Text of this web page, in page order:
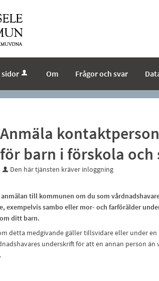
sidor Om Frågor och svar
Anmäla
för barn i förskola och
Den här tjänsten kräver inloggning
anmälan till kommunen om du som
exempelvis sambo eller mor- och farförälder
ditt barn.
detta medgivande gäller tillsvidare eller under
underskrift för att en annan person